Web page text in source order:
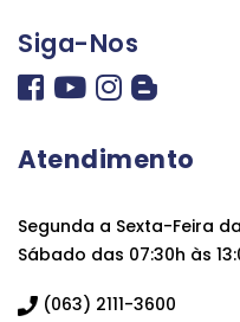
Siga-Nos
Atendimento
Segunda a Sexta-Feira
Sábado das 07:30h às
(063) 2111-3600